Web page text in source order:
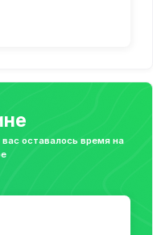
оставалось время на